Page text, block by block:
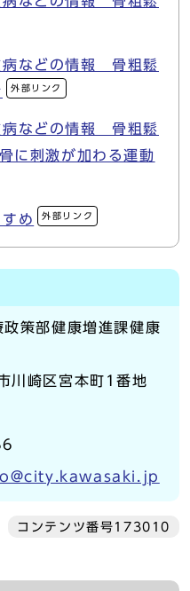
などの情報 骨粗鬆
外部リンク
などの情報 骨粗鬆
に刺激が加わる運動
め 外部リンク
策部健康増進課健康
崎区宮本町1番地
コンテンツ番号173010